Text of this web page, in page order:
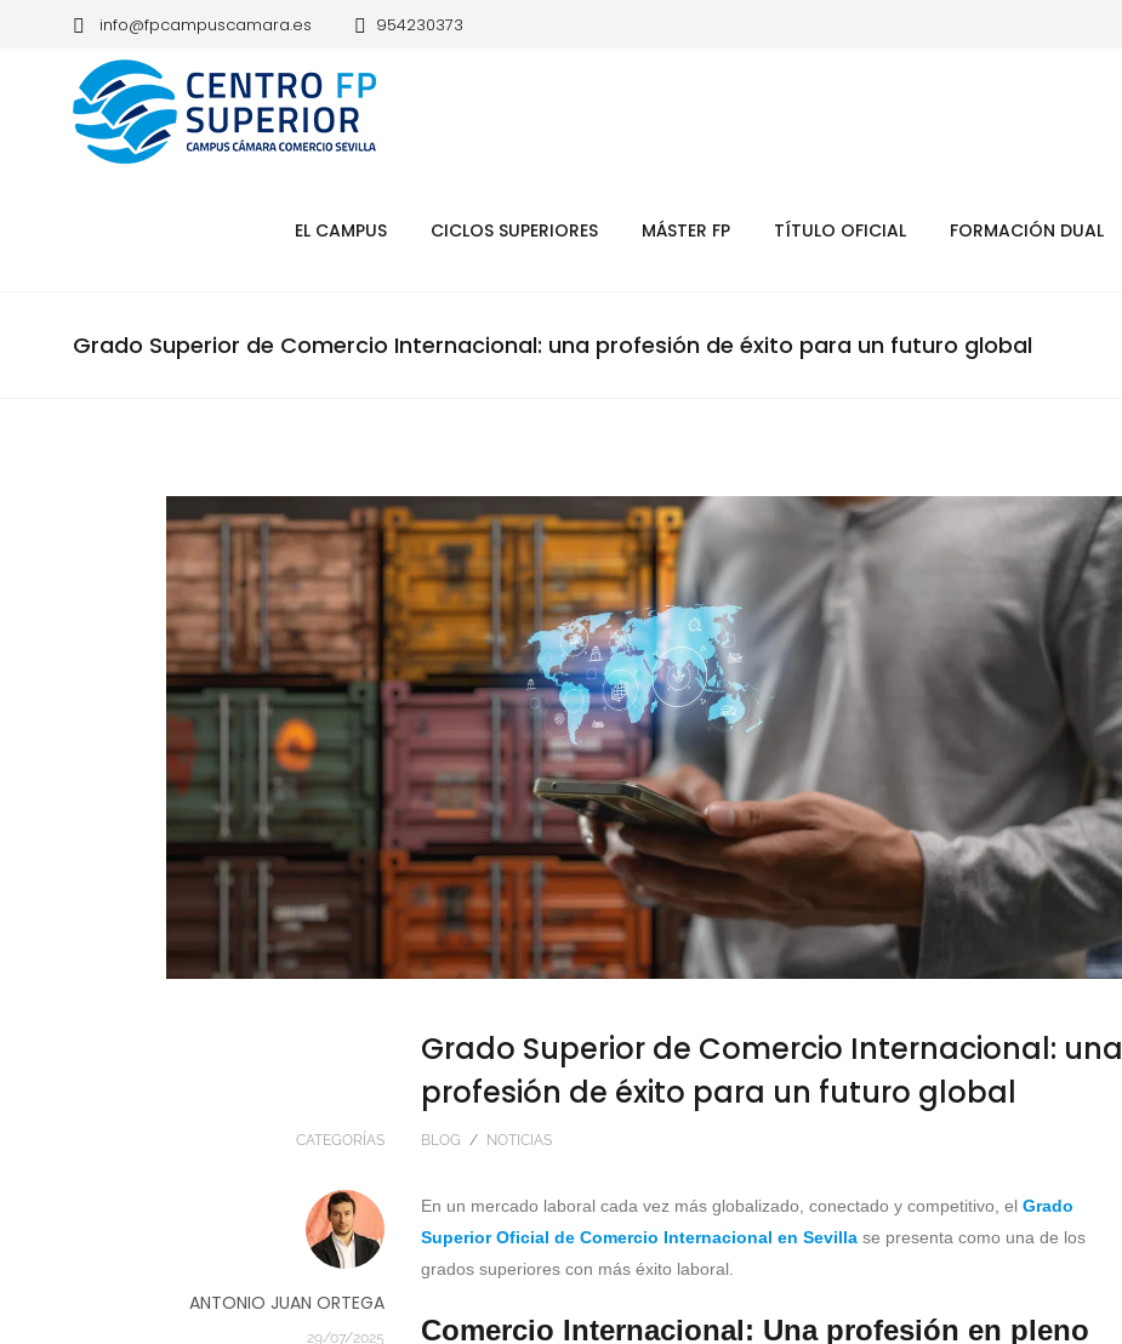
info@fpcampuscamara.es 954230373
EL CAMPUS CICLOS SUPERIORES MÁSTER FP TÍTULO OFICIAL FORMACIÓN DUAL
Grado Superior de Comercio Internacional: una profesión de éxito para un futuro global
Grado Superior de Comercio Internacional: una
profesión de éxito para un futuro global
CATEGORÍAS BLOG / NOTICIAS
ANTONIO JUAN ORTEGA
29/07/2025
En un mercado laboral cada vez más globalizado, conectado y competitivo, el Grado
Superior Oficial de Comercio Internacional en Sevilla se presenta como una de los
grados superiores con más éxito laboral.
Comercio Internacional: Una profesión en pleno